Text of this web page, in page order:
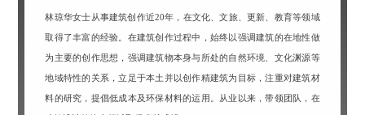
林琼华女士从事建筑创作近20年，在文化、文旅、更新、教育等领域
取得了丰富的经验。在建筑创作过程中，始终以强调建筑的在地性做
为主要的创作思想，强调建筑物本身与所处的自然环境、文化渊源等
地域特性的关系，立足于本土并以创作精建筑为目标，注重对建筑材
料的研究，提倡低成本及环保材料的运用。从业以来，带领团队，在